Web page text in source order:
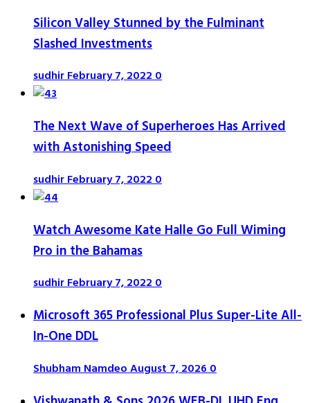
Silicon Valley Stunned by the Fulminant
Slashed Investments
sudhirFebruary 7, 20220
The Next Wave of Superheroes Has Arrived
with Astonishing Speed
sudhirFebruary 7, 20220
Watch Awesome Kate Halle Go Full Wiming
Pro in the Bahamas
sudhirFebruary 7, 20220
Microsoft 365 Professional Plus Super-Lite All-
In-One DDL
Shubham NamdeoAugust 7, 20260